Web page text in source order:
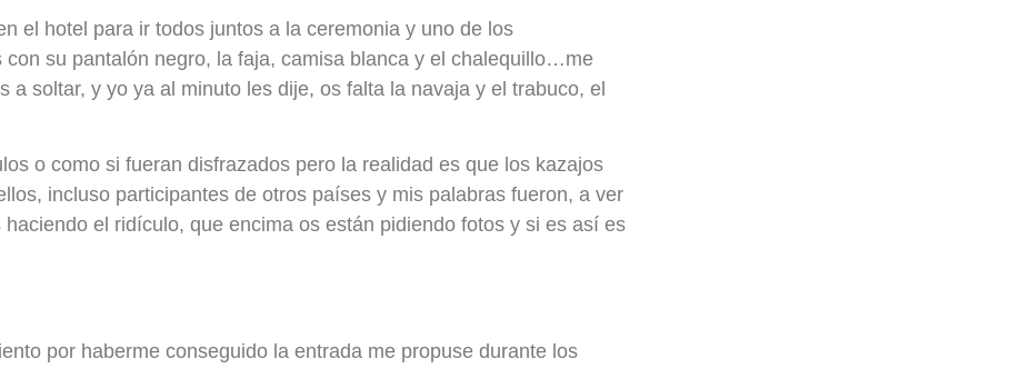
el hotel para ir todos juntos a la ceremonia y uno de los
su pantalón negro, la faja, camisa blanca y el chalequillo…me
soltar, y yo ya al minuto les dije, os falta la navaja y el trabuco, el
o como si fueran disfrazados pero la realidad es que los kazajos
incluso participantes de otros países y mis palabras fueron, a ver
el ridículo, que encima os están pidiendo fotos y si es así es
por haberme conseguido la entrada me propuse durante los